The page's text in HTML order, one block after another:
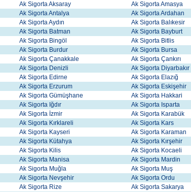
Ak Sigorta Aksaray
Ak Sigorta Amasya
Ak Sigorta Antalya
Ak Sigorta Ardahan
Ak Sigorta Aydın
Ak Sigorta Balıkesir
Ak Sigorta Batman
Ak Sigorta Bayburt
Ak Sigorta Bingöl
Ak Sigorta Bitlis
Ak Sigorta Burdur
Ak Sigorta Bursa
Ak Sigorta Çanakkale
Ak Sigorta Çankırı
Ak Sigorta Denizli
Ak Sigorta Diyarbakır
Ak Sigorta Edirne
Ak Sigorta Elazığ
Ak Sigorta Erzurum
Ak Sigorta Eskişehir
Ak Sigorta Gümüşhane
Ak Sigorta Hakkari
Ak Sigorta Iğdır
Ak Sigorta Isparta
Ak Sigorta İzmir
Ak Sigorta Karabük
Ak Sigorta Kırklareli
Ak Sigorta Kars
Ak Sigorta Kayseri
Ak Sigorta Karaman
Ak Sigorta Kütahya
Ak Sigorta Kırşehir
Ak Sigorta Kilis
Ak Sigorta Kocaeli
Ak Sigorta Manisa
Ak Sigorta Mardin
Ak Sigorta Muğla
Ak Sigorta Muş
Ak Sigorta Nevşehir
Ak Sigorta Ordu
Ak Sigorta Rize
Ak Sigorta Sakarya